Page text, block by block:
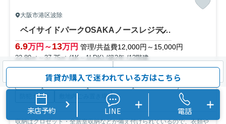
大阪市港区波除
ベイサイドパークOSAKAノースレジデンシス 波除小学校
6.9万円～13万円 管理/共益費12,000円～15,000円
22.80㎡～37.75㎡ (1K～1LDK) /築2年 /12階建
地下鉄中央線「弁天町」駅 徒歩5分
大阪環状線「弁天町」駅 徒歩5分
オートロック エレベーター
宅配ボックス
防犯カメラ
敷地内ごみ置き場
収納はクロゼット・全居室収納などが備え付けられているので、衣類や
検索条件を変更 まとめてお問い合わせ
賃貸か購入で迷われている方はこちら
来店予約 LINE 電話